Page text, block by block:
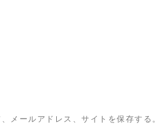
メールアドレス、サイトを保存する。